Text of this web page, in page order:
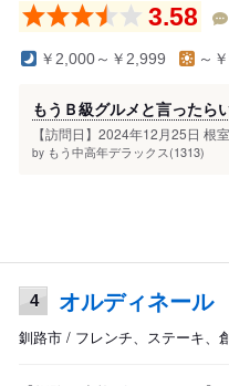
3.58
￥2,000～￥2,999 ～
もうＢ級グルメと言ったら
【訪問日】2024年12月25日 根
by もう中高年デラックス(1313)
4 オルディネール
釧路市 / フレンチ、ステーキ、